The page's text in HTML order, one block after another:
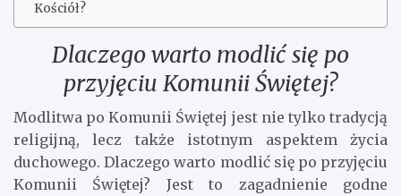
Kościół?
Dlaczego warto modlić się po
przyjęciu Komunii Świętej?
Modlitwa po Komunii Świętej jest nie tylko tradycją
religijną, lecz także istotnym aspektem życia
duchowego. Dlaczego warto modlić się po przyjęciu
Komunii Świętej? Jest to zagadnienie godne